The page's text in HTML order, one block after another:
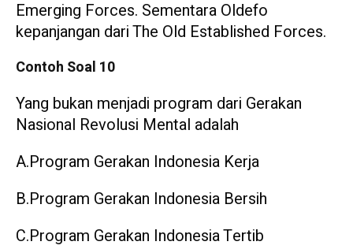
Emerging Forces. Sementara Oldefo
kepanjangan dari The Old Established Forces.
Contoh Soal 10
Yang bukan menjadi program dari Gerakan
Nasional Revolusi Mental adalah
A.Program Gerakan Indonesia Kerja
B.Program Gerakan Indonesia Bersih
C.Program Gerakan Indonesia Tertib